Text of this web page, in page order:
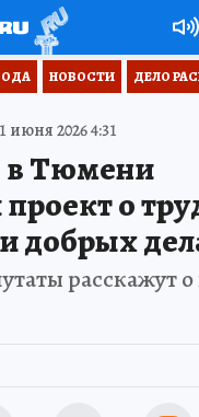
НОВОСТИ ДЕЛО
1 июня 2026 4:31
Тюмени
проект о
добрых
расскажут